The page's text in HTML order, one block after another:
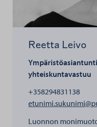
Reetta Leivo
yhteiskuntavastuu
+358294831138
Luonnon